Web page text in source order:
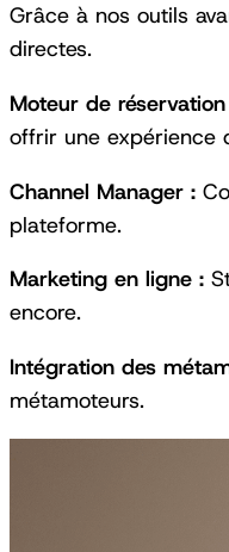
Grâce à nos outils
directes.
Moteur de
offrir une expérience
Channel Manager :
plateforme.
Marketing en ligne :
encore.
Intégration des
métamoteurs.